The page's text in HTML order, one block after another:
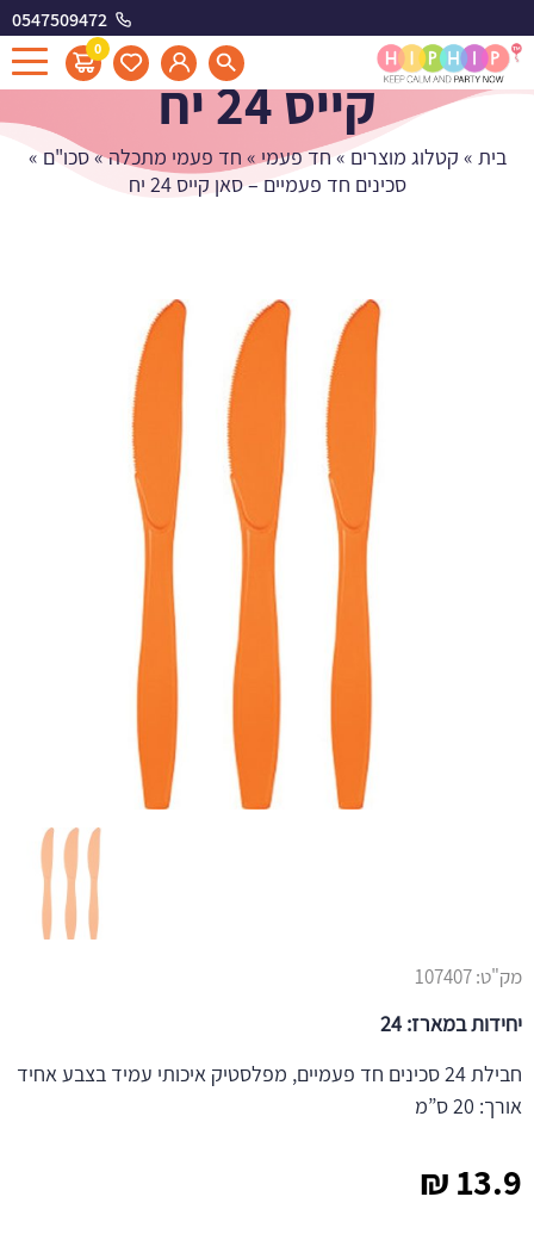
0547509472
0
סכינים חד פעמיים - סאן
קייס 24 יח
בית » קטלוג מוצרים » חד פעמי» חד פעמי מתכלה»סכו"ם »
סכינים חד פעמיים – סאן קייס 24 יח
13.9
₪
מק"ט:107407
יחידות במארז: 24
חבילת 24 סכינים חד פעמיים, מפלסטיק איכותי עמיד בצבע אחיד
אורך: 20 ס”מ